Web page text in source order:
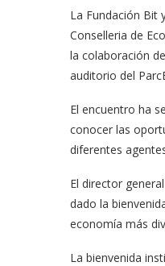
La Fundación Bit
Conselleria de
la colaboración
auditorio del
El encuentro ha
conocer las
diferentes
El director
dado la
economía más
La bienvenida